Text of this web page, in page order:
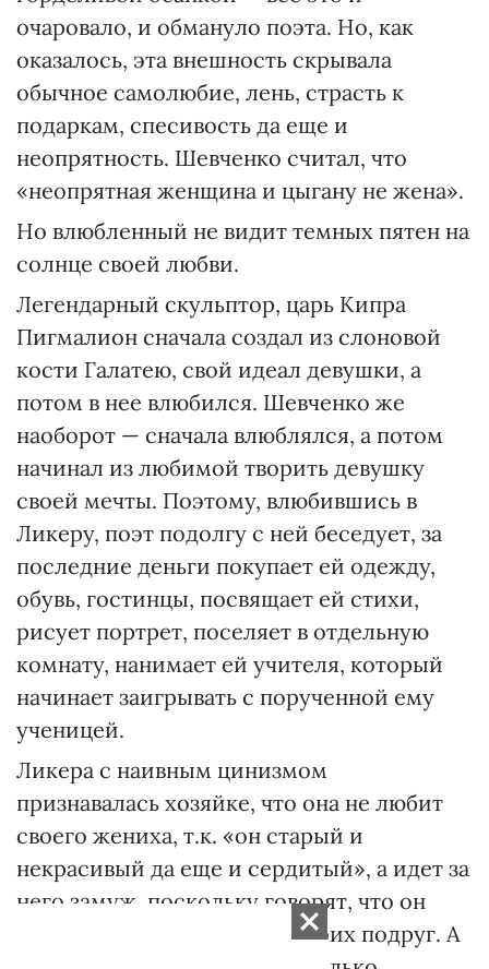
очаровало, и обмануло поэта. Но, как
оказалось, эта внешность скрывала
обычное самолюбие, лень, страсть к
подаркам, спесивость да еще и
неопрятность. Шевченко считал, что
«неопрятная женщина и цыгану не жена».
Но влюбленный не видит темных пятен на
солнце своей любви.
Легендарный скульптор, царь Кипра
Пигмалион сначала создал из слоновой
кости Галатею, свой идеал девушки, а
потом в нее влюбился. Шевченко же
наоборот — сначала влюблялся, а потом
начинал из любимой творить девушку
своей мечты. Поэтому, влюбившись в
Ликеру, поэт подолгу с ней беседует, за
последние деньги покупает ей одежду,
обувь, гостинцы, посвящает ей стихи,
рисует портрет, поселяет в отдельную
комнату, нанимает ей учителя, который
начинает заигрывать с порученной ему
ученицей.
Ликера с наивным цинизмом
признавалась хозяйке, что она не любит
своего жениха, т.к. «он старый и
некрасивый да еще и сердитый», а идет за
него замуж, поскольку говорят, что он
богат, да и чтобы позлить своих подруг. А